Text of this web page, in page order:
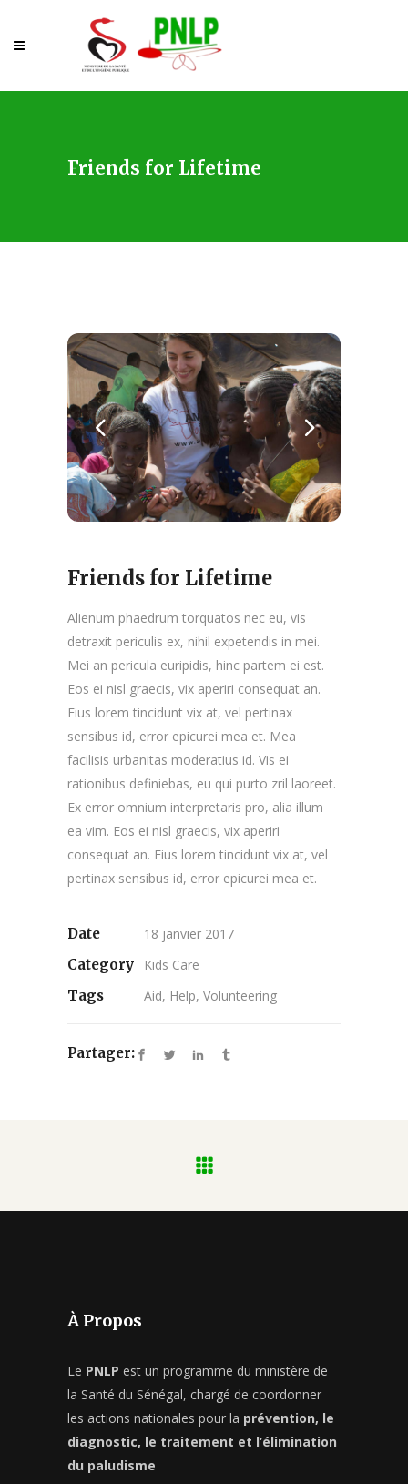
Friends for Lifetime
Friends for Lifetime
Alienum phaedrum torquatos nec eu, vis
detraxit periculis ex, nihil expetendis in mei.
Mei an pericula euripidis, hinc partem ei est.
Eos ei nisl graecis, vix aperiri consequat an.
Eius lorem tincidunt vix at, vel pertinax
sensibus id, error epicurei mea et. Mea
facilisis urbanitas moderatius id. Vis ei
rationibus definiebas, eu qui purto zril laoreet.
Ex error omnium interpretaris pro, alia illum
ea vim. Eos ei nisl graecis, vix aperiri
consequat an. Eius lorem tincidunt vix at, vel
pertinax sensibus id, error epicurei mea et.
Date
18 janvier 2017
Category
Kids Care
Tags
Aid, Help, Volunteering
Partager:
À Propos
Le PNLP est un programme du ministère de
la Santé du Sénégal, chargé de coordonner
les actions nationales pour la prévention, le
diagnostic, le traitement et l’élimination
du paludisme